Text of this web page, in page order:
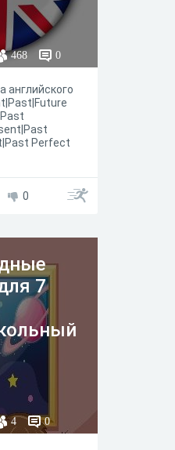
468 0
английского
Perfect
0
7
4 0